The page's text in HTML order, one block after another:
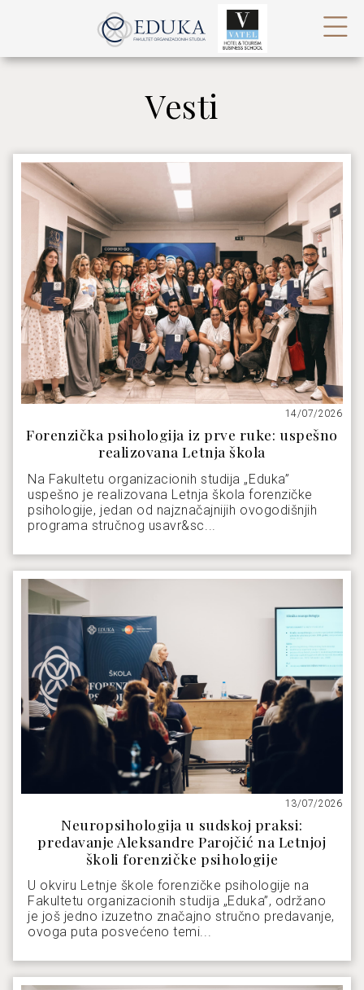
Vesti
14/07/2026
Forenzička psihologija iz prve ruke: uspešno
realizovana Letnja škola
Na Fakultetu organizacionih studija „Eduka”
uspešno je realizovana Letnja škola forenzičke
psihologije, jedan od najznačajnijih ovogodišnjih
programa stručnog usavr&sc...
13/07/2026
Neuropsihologija u sudskoj praksi:
predavanje Aleksandre Parojčić na Letnjoj
školi forenzičke psihologije
U okviru Letnje škole forenzičke psihologije na
Fakultetu organizacionih studija „Eduka”, održano
je još jedno izuzetno značajno stručno predavanje,
ovoga puta posvećeno temi...